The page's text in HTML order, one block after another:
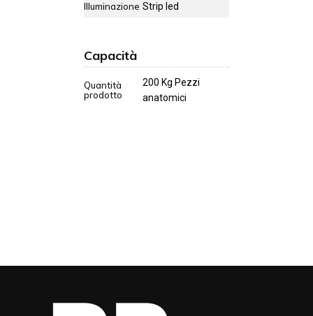
Illuminazione Strip led
Capacità
Quantità
prodotto
200 Kg Pezzi
anatomici